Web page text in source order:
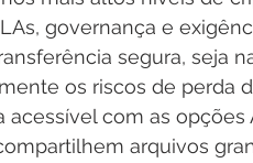
governança e
segura, seja
os riscos de perda
acessível com as
arquivos